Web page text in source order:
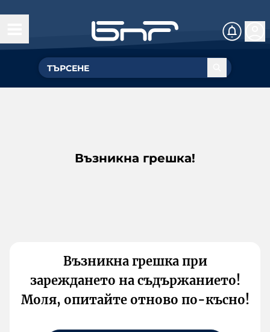
Възникна грешка!
Възникна грешка при
зареждането на съдържанието!
Моля, опитайте отново по-късно!